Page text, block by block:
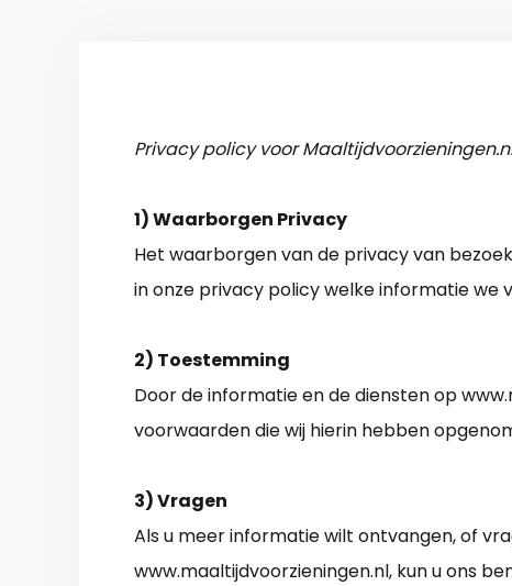
Privacy policy voor
1) Waarborgen Privacy
Het waarborgen van de privacy van
in onze privacy policy welke informatie we
2) Toestemming
Door de informatie en de diensten op
voorwaarden die wij hierin hebben
3) Vragen
Als u meer informatie wilt ontvangen, of
www.maaltijdvoorzieningen.nl, kun u ons